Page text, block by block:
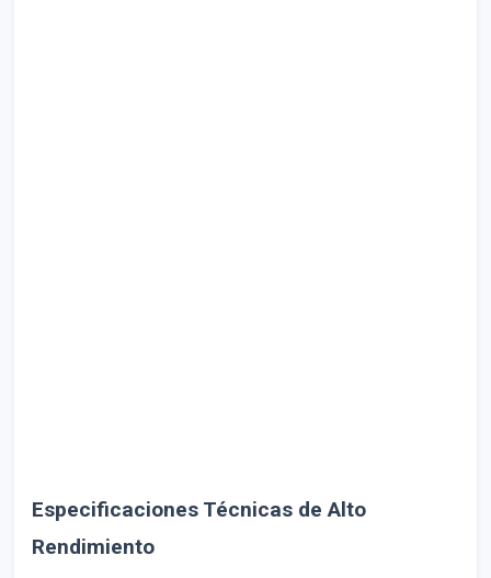
Especificaciones Técnicas de Alto
Rendimiento